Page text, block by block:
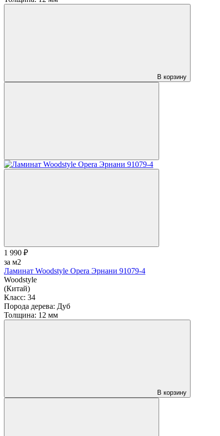
В корзину
1 990 ₽
за м2
Ламинат Woodstyle Opera Эрнани 91079-4
Woodstyle
(Китай)
Класс: 34
Порода дерева: Дуб
Толщина: 12 мм
В корзину